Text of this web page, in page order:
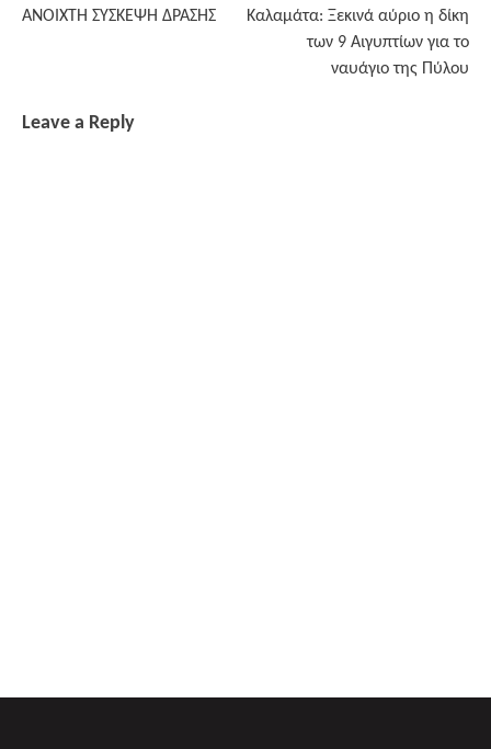
navigation
ΑΝΟΙΧΤΗ ΣΥΣΚΕΨΗ ΔΡΑΣΗΣ
Καλαμάτα: Ξεκινά αύριο η δίκη
των 9 Αιγυπτίων για το
ναυάγιο της Πύλου
Leave a Reply